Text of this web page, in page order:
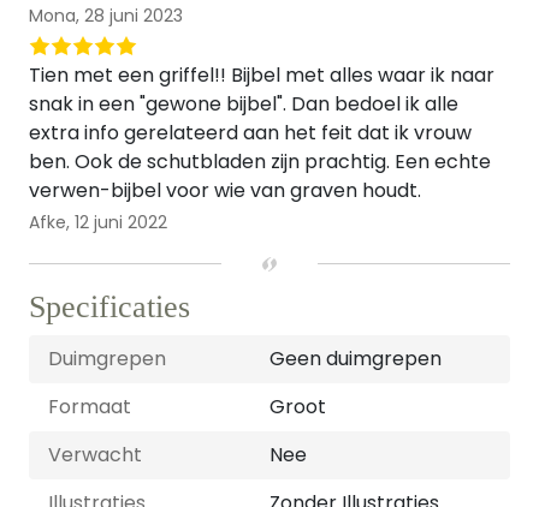
Mona, 28 juni 2023
Tien met een griffel!! Bijbel met alles waar ik naar
snak in een "gewone bijbel". Dan bedoel ik alle
extra info gerelateerd aan het feit dat ik vrouw
ben. Ook de schutbladen zijn prachtig. Een echte
verwen-bijbel voor wie van graven houdt.
Afke, 12 juni 2022
Specificaties
Duimgrepen
Geen duimgrepen
Formaat
Groot
Verwacht
Nee